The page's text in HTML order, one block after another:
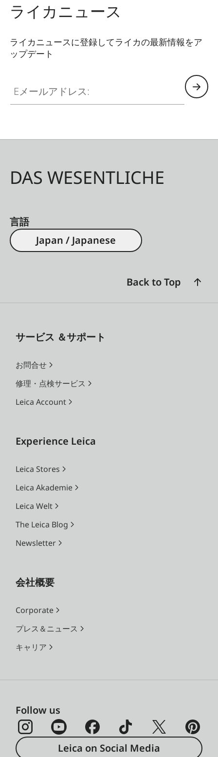
ライカニュース
ライカニュースに登録してライカの最新情報をア
ップデート
DAS WESENTLICHE
言語
Japan / Japanese
Back to Top
サービス ＆サポート
お問合せ
修理・点検サービス
Leica Account
Experience Leica
Leica Stores
Leica Akademie
Leica Welt
The Leica Blog
Newsletter
会社概要
Corporate
プレス＆ニュース
キャリア
Follow us
Leica on Social Media